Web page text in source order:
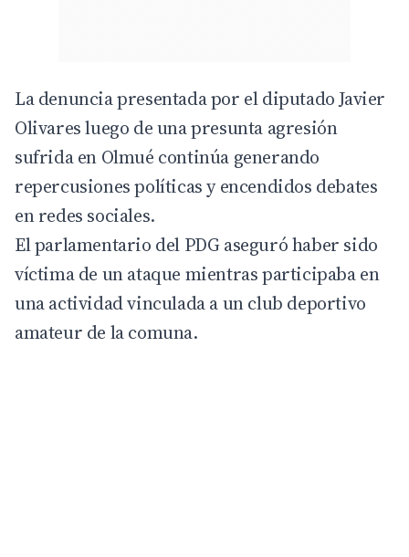
La denuncia presentada por el diputado Javier
Olivares luego de una presunta agresión
sufrida en Olmué continúa generando
repercusiones políticas y encendidos debates
en redes sociales.
El parlamentario del PDG aseguró haber sido
víctima de un ataque mientras participaba en
una actividad vinculada a un club deportivo
amateur de la comuna.